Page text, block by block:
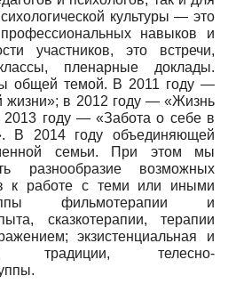
культуры — это
навыков и
участников, это встречи,
пленарные доклады.
общей темой. В 2011 году —
в 2012 году — «Жизнь
2013 году — «Забота о себе в
В 2014 году объединяющей
семьи. При этом мы
разнообразие возможных
к работе с теми или иными
фильмотерапии и
сказкотерапии, терапии
экзистенциальная и
традиции, телесно-